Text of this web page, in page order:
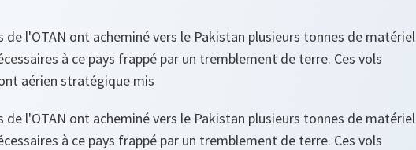
de l'OTAN ont acheminé vers le Pakistan plusieurs tonnes de matériel
à ce pays frappé par un tremblement de terre. Ces vols
aérien stratégique mis
de l'OTAN ont acheminé vers le Pakistan plusieurs tonnes de matériel
à ce pays frappé par un tremblement de terre. Ces vols